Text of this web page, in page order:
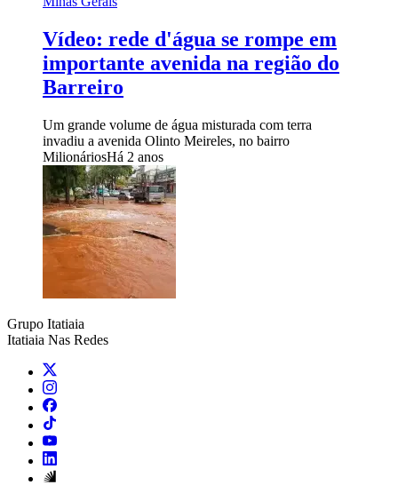
Vídeo: rede d'água se rompe em
importante avenida na região do
Barreiro
Um grande volume de água misturada com terra
invadiu a avenida Olinto Meireles, no bairro
MilionáriosHá 2 anos
Grupo Itatiaia
Itatiaia Nas Redes